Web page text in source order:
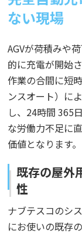
ない現場
AGVが荷積みや
的に充電が開始
作業の合間に短
ンスオート）に
し、24時間 365
な労働力不足に
価値となります。
既存の屋外
性
ナブテスコのシ
にお使いの既存